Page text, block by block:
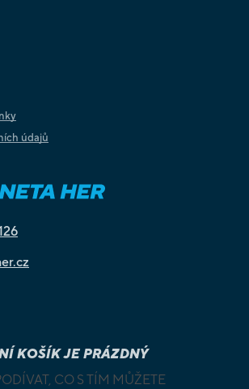
údajů
KOŠÍK JE PRÁZDNÝ
CO S TÍM MŮŽETE